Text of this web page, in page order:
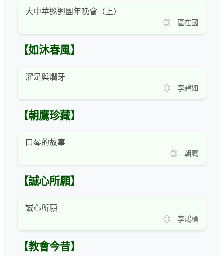
大中華巡迴團年晚會（上）
◎ 區在國
【如沐春風】
濯足與爛牙
◎ 李碧如
【朝鷹珍藏】
口琴的故事
◎ 朝鷹
【誠心所願】
誠心所願
◎ 李鴻標
【教會今昔】